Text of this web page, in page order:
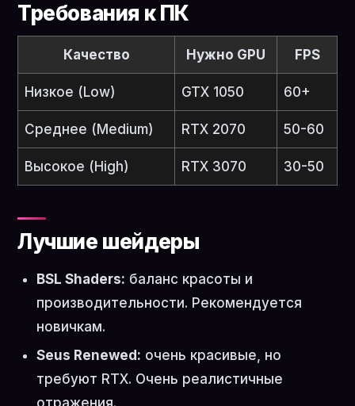
Требования к ПК
Качество Нужно GPU FPS
Низкое (Low) GTX 1050 60+
Среднее (Medium) RTX 2070 50-60
Высокое (High) RTX 3070 30-50
Лучшие шейдеры
BSL Shaders: баланс красоты и
производительности. Рекомендуется
новичкам.
Seus Renewed: очень красивые, но
требуют RTX. Очень реалистичные
отражения.